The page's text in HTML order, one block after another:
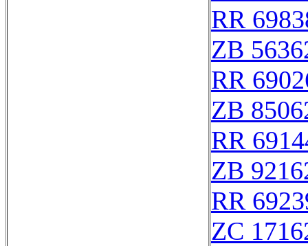
RR
ZB
RR
ZB
RR
ZB
RR
ZC